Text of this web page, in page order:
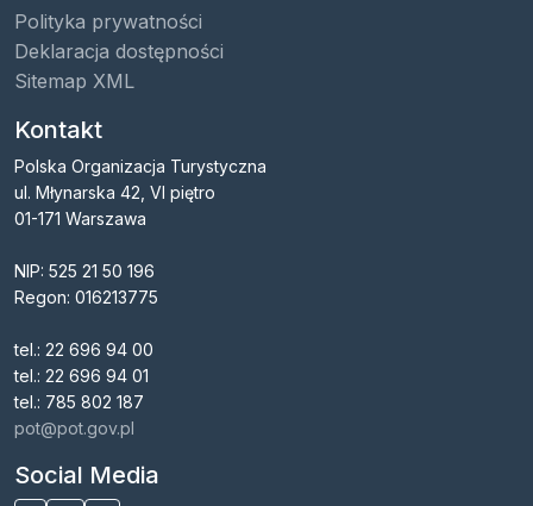
Polityka prywatności
Deklaracja dostępności
Sitemap XML
Kontakt
Polska Organizacja Turystyczna
ul. Młynarska 42, VI piętro
01-171 Warszawa
NIP: 525 21 50 196
Regon: 016213775
tel.: 22 696 94 00
tel.: 22 696 94 01
tel.: 785 802 187
pot@pot.gov.pl
Social Media